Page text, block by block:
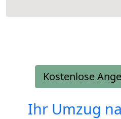
Kostenlose
Ihr Umzug